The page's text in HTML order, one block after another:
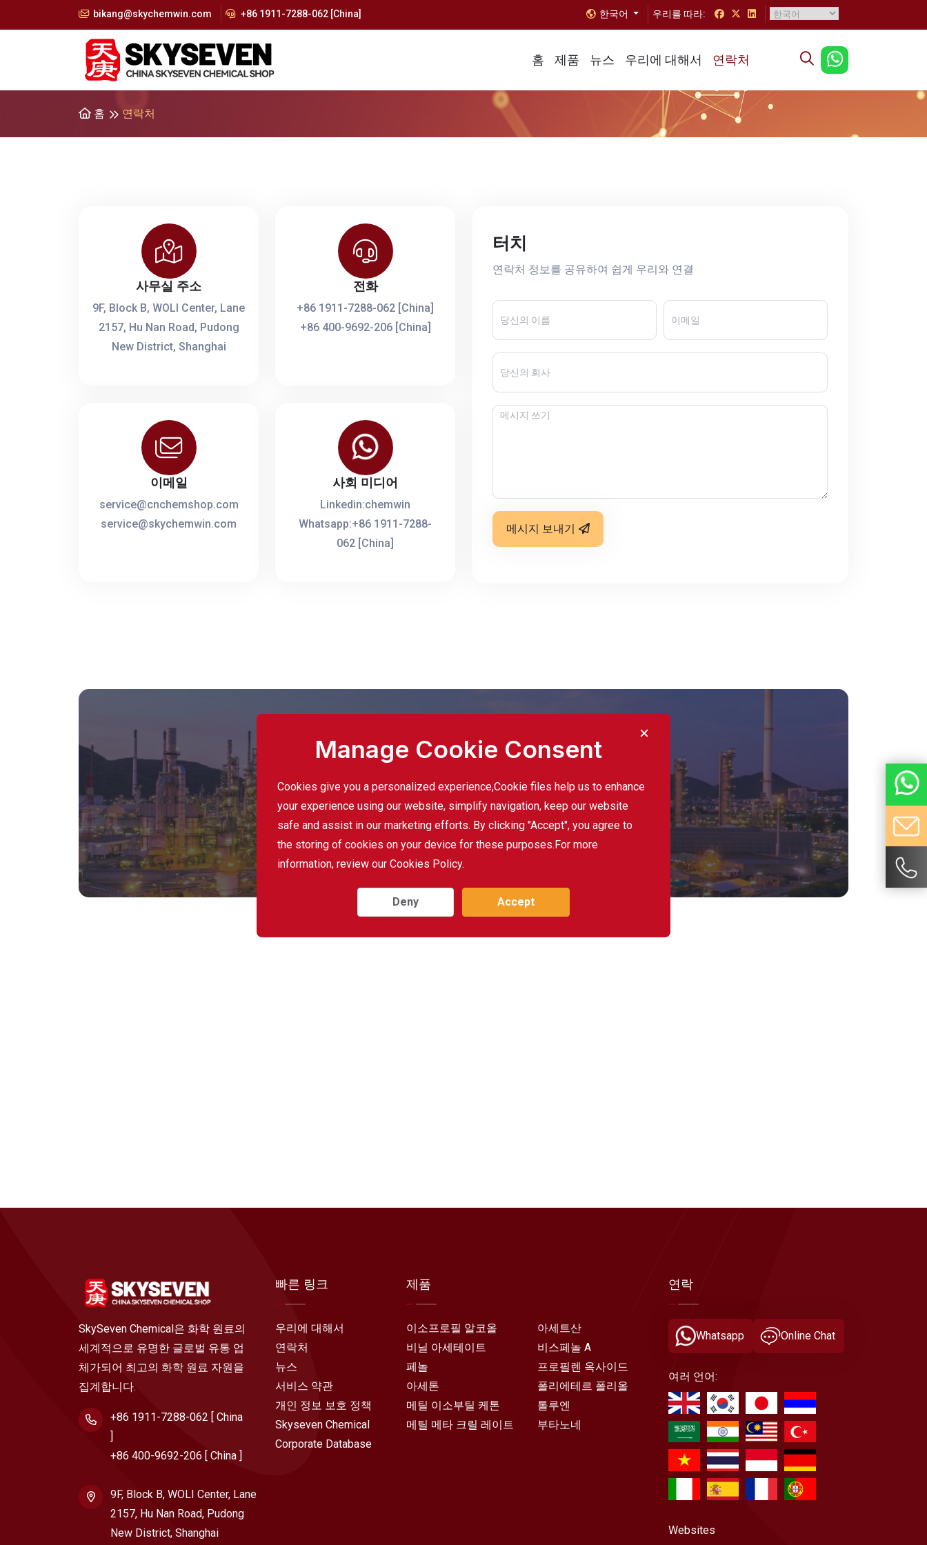
bikang@skychemwin.com +86 1911-7288-062 [China] 한국어 우리를 따라:
홈 제품 뉴스 우리에 대해서 연락처
Manage Cookie Consent
Cookies give you a personalized experience,Сookie files help us to enhance
your experience using our website, simplify navigation, keep our website
safe and assist in our marketing efforts. By clicking "Accept", you agree to
the storing of cookies on your device for these purposes.For more
information, review our Cookies Policy.
Deny Accept
홈 연락처
사무실 주소
9F, Block B, WOLI Center, Lane
2157, Hu Nan Road, Pudong
New District, Shanghai
전화
+86 1911-7288-062 [China]
+86 400-9692-206 [China]
이메일
service@cnchemshop.com
service@skychemwin.com
사회 미디어
Linkedin:chemwin
Whatsapp:+86 1911-7288-
062 [China]
터치
연락처 정보를 공유하여 쉽게 우리와 연결
메시지 보내기
터치
Subscribe
SkySeven Chemical은 화학 원료의
세계적으로 유명한 글로벌 유통 업
체가되어 최고의 화학 원료 자원을
집계합니다.
+86 1911-7288-062 [ China
+86 400-9692-206 [ China ]
9F, Block B, WOLI Center, Lane
2157, Hu Nan Road, Pudong
New District, Shanghai
빠른 링크
우리에 대해서
연락처
뉴스
서비스 약관
개인 정보 보호 정책
Skyseven Chemical
Corporate Database
제품
이소프로필 알코올
비닐 아세테이트
페놀
아세톤
메틸 이소부틸 케톤
메틸 메타 크릴 레이트
아세트산
비스페놀 A
프로필렌 옥사이드
폴리에테르 폴리올
톨루엔
부타노네
연락
Whatsapp Online Chat
여러 언어:
Websites